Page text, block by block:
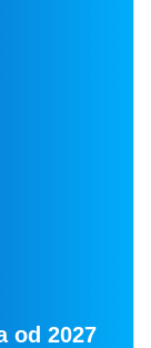
od 2027